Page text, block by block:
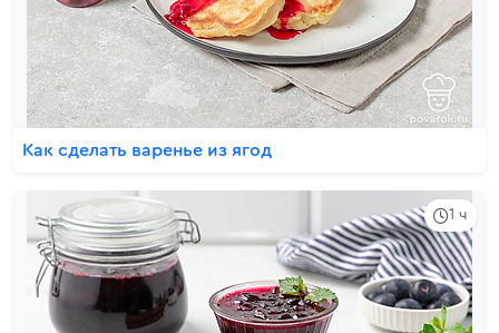
Как сделать варенье из ягод
1 ч